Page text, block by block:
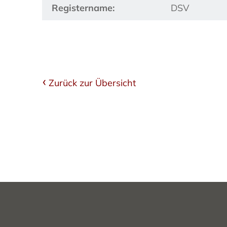
Registername: DSV
Zurück zur Übersicht